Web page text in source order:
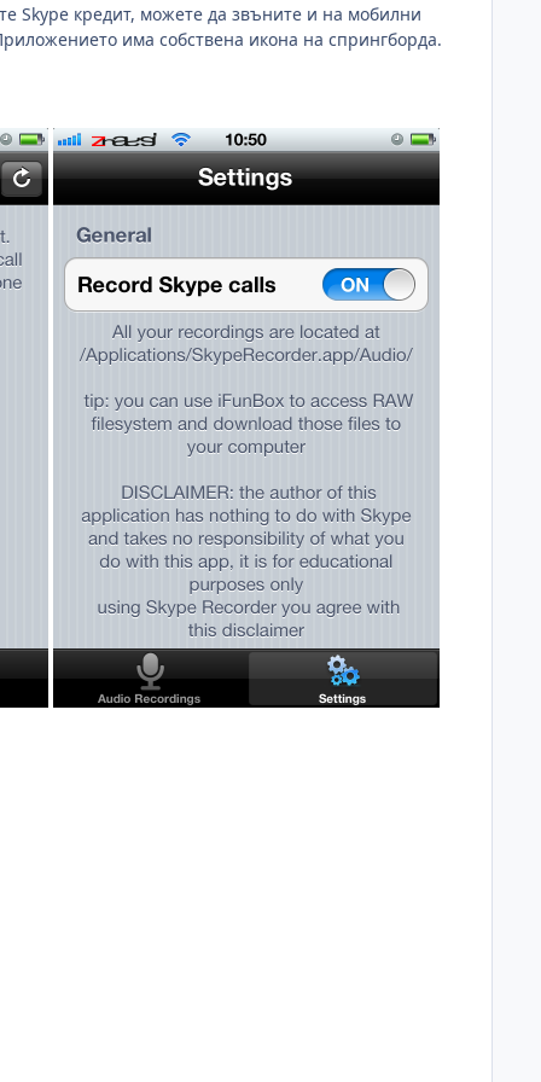
Skype кредит, можете да звъните и на мобилни
има собствена икона на спрингборда.